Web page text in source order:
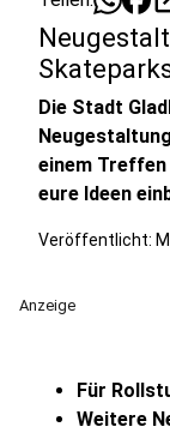
Die Stadt
einem
eure Ideen
Veröffentlicht:
Anzeige
Für
Weitere